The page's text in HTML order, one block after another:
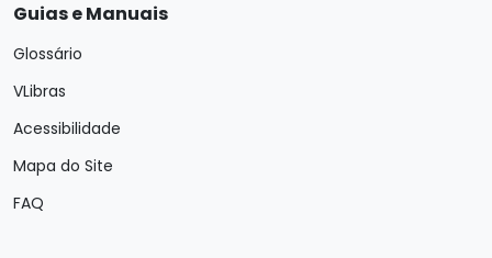
Guias e Manuais
Glossário
VLibras
Acessibilidade
Mapa do Site
FAQ